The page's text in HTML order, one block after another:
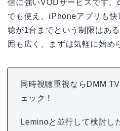
信に強いVODサービスです
でも使え、iPhoneアプリも
聴が1台までという制限はあ
囲も広く、まずは気軽に始め
同時視聴重視ならDMM
ェック！
Leminoと並行して検討し